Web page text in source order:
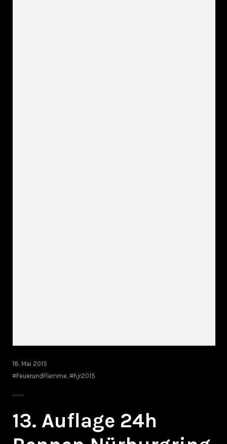
18. Mai 2015
#FeuerundFlamme #hjr2015
13. Auflage 24h